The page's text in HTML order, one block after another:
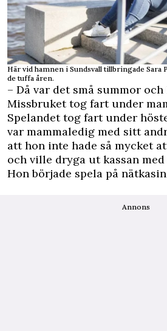
Här vid hamnen i Sundsvall tillbringade Sara
de tuffa åren.
– Då var det små summor
Missbruket tog fart under
Spelandet tog fart under
var mammaledig med sitt
att hon inte hade så mycket
och ville dryga ut kassan
Hon började spela på
Annons